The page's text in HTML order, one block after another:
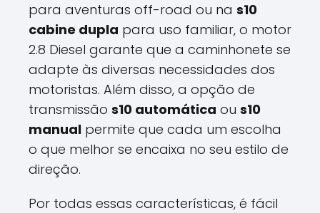
para aventuras off-road ou na s10
cabine dupla para uso familiar, o motor
2.8 Diesel garante que a caminhonete se
adapte às diversas necessidades dos
motoristas. Além disso, a opção de
transmissão s10 automática ou s10
manual permite que cada um escolha
o que melhor se encaixa no seu estilo de
direção.
Por todas essas características, é fácil